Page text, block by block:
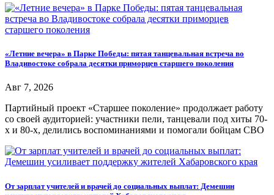
«Летние вечера» в Парке Победы: пятая танцевальная встреча во
Владивостоке собрала десятки приморцев старшего поколения
Авг 7, 2026
Партийный проект «Старшее поколение» продолжает работу
со своей аудиторией: участники пели, танцевали под хиты 70-
х и 80-х, делились воспоминаниями и помогали бойцам СВО
От зарплат учителей и врачей до социальных выплат: Демешин